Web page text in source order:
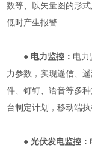
数等、以矢量图的形
低时产生报警
● 电力监控： 电力
力参数，实现遥信、
件、钉钉、语音等多
台制定计划，移动端
● 光伏发电监控：